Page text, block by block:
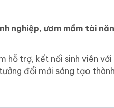
nghiệp, ươm mầm tài
hỗ trợ, kết nối sinh viên
đổi mới sáng tạo